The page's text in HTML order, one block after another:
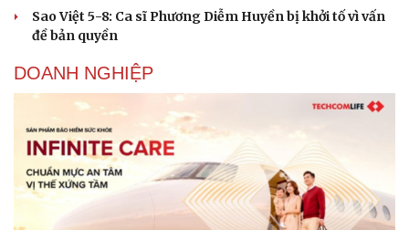
Sao Việt 5-8: Ca sĩ Phương Diễm Huyền bị khởi tố vì vấn
đề bản quyền
DOANH NGHIỆP